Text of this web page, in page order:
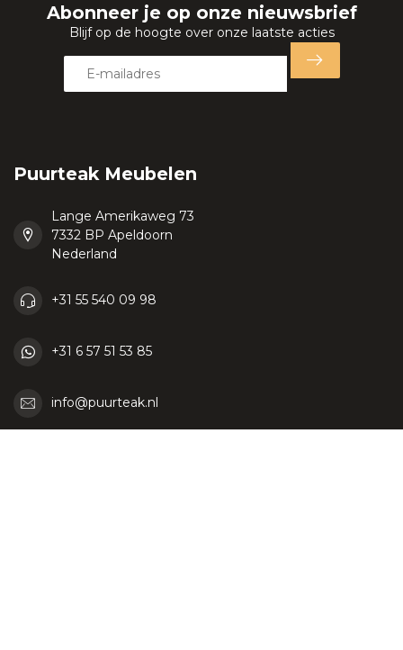
Abonneer je op onze nieuwsbrief
Blijf op de hoogte over onze laatste acties
Puurteak Meubelen
Lange Amerikaweg 73
7332 BP Apeldoorn
Nederland
+31 55 540 09 98
+31 6 57 51 53 85
info@puurteak.nl